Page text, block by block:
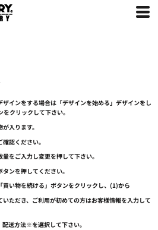
インをする場合は「デザインを始める」デザインをし
クリックして下さい。
入ります。
認ください。
をご入力し変更を押して下さい。
ンを押してください。
い物を続ける」ボタンをクリックし、(1)から
ただき、ご利用が初めての方はお客様情報を入力して
送方法※を選択して下さい。